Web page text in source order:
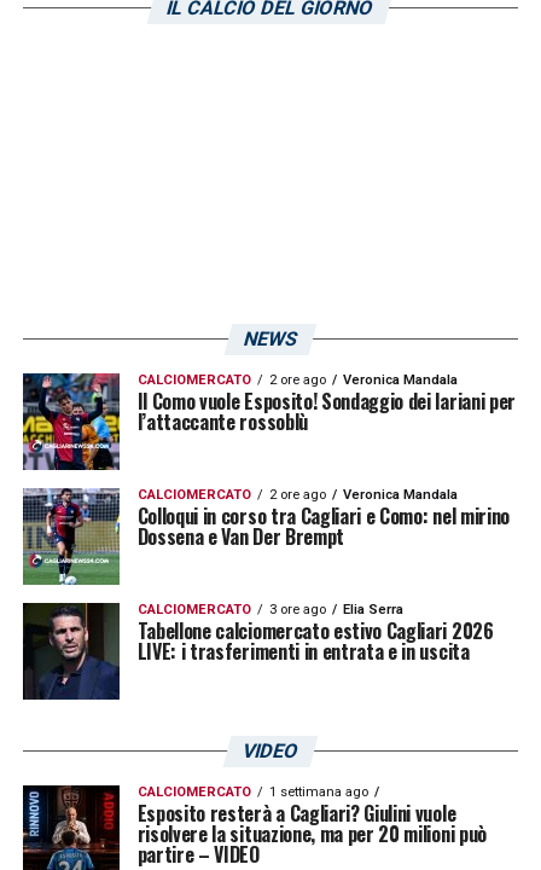
subito nel progetto del Cagliari. Spero di
IL CALCIO DEL GIORNO
NEWS
CALCIOMERCATO 2 ore ago Veronica Mandala
Il Como vuole Esposito! Sondaggio dei lariani per
l’attaccante rossoblù
CALCIOMERCATO 2 ore ago Veronica Mandala
Colloqui in corso tra Cagliari e Como: nel mirino
Dossena e Van Der Brempt
CALCIOMERCATO 3 ore ago Elia Serra
Tabellone calciomercato estivo Cagliari 2026
LIVE: i trasferimenti in entrata e in uscita
VIDEO
CALCIOMERCATO 1 settimana ago
Esposito resterà a Cagliari? Giulini vuole
risolvere la situazione, ma per 20 milioni può
partire – VIDEO